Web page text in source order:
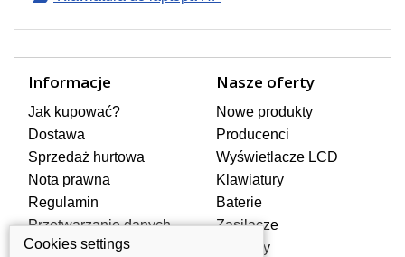
Oferujemy oryginalne klawiatury w
stronie internetowej ją znajdziesz za
pomocy wyszukiwarki. Wystarczy znać
model laptopa. Przy każdej klawiaturze
nie może brakować szczególowe zdjęcie
do aktualnego stanu naszego magazynu.
W JAKI SPOSÓB MOŻE SIĘ
PRZEJAWIAĆ USTERKA
Informacje
Jak kupować?
Dostawa
Sprzedaż hurtowa
Nota prawna
Regulamin
Przetwarzanie danych
osobowych
Nasze oferty
Nowe produkty
Producenci
Wyświetlacze LCD
Klawiatury
Baterie
Zasilacze
Zawiasy
Cookies settings